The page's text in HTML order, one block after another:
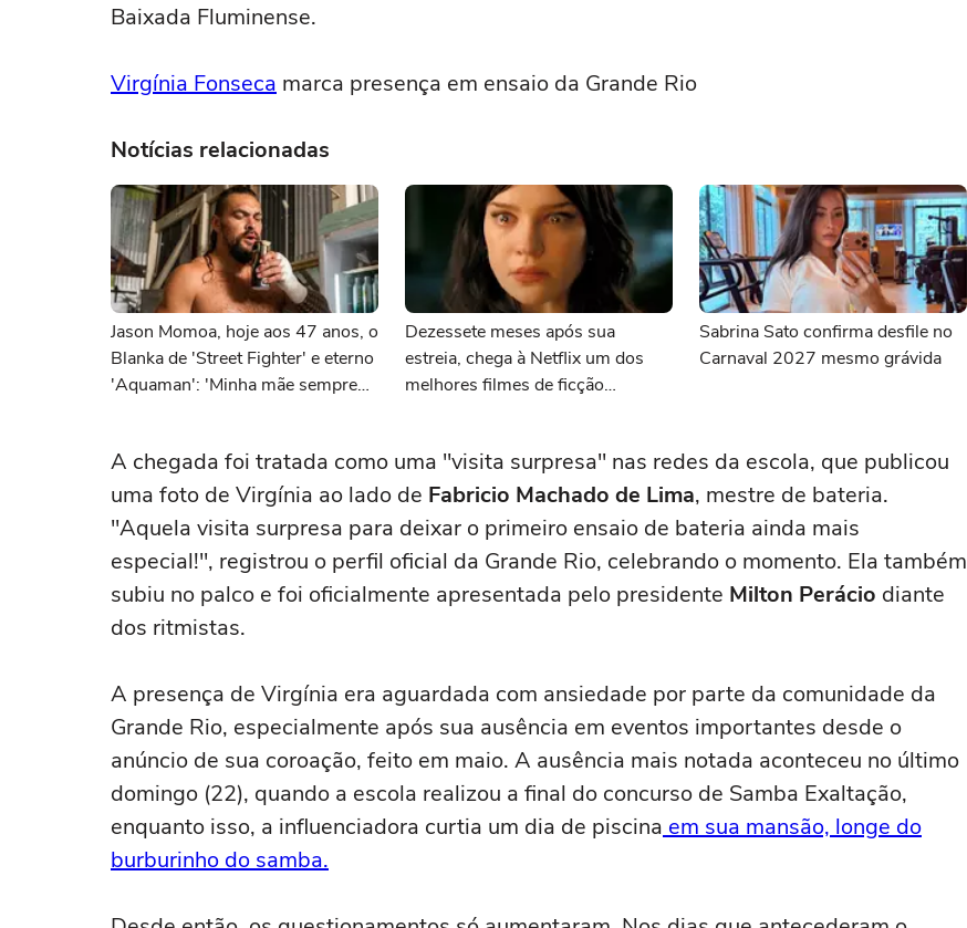
Baixada Fluminense.
Virgínia Fonseca marca presença em ensaio da Grande Rio
Notícias relacionadas
Jason Momoa, hoje aos 47 anos, o
Blanka de 'Street Fighter' e eterno
'Aquaman': 'Minha mãe sempre
melhores'
Dezessete meses após sua
estreia, chega à Netflix um dos
melhores filmes de ficção
Sabrina Sato confirma desfile no
Carnaval 2027 mesmo grávida
A chegada foi tratada como uma "visita surpresa" nas redes da escola, que publicou
uma foto de Virgínia ao lado de Fabricio Machado de Lima, mestre de bateria.
"Aquela visita surpresa para deixar o primeiro ensaio de bateria ainda mais
especial!", registrou o perfil oficial da Grande Rio, celebrando o momento. Ela também
subiu no palco e foi oficialmente apresentada pelo presidente Milton Perácio diante
dos ritmistas.
A presença de Virgínia era aguardada com ansiedade por parte da comunidade da
Grande Rio, especialmente após sua ausência em eventos importantes desde o
anúncio de sua coroação, feito em maio. A ausência mais notada aconteceu no último
domingo (22), quando a escola realizou a final do concurso de Samba Exaltação,
enquanto isso, a influenciadora curtia um dia de piscina em sua mansão, longe do
burburinho do samba.